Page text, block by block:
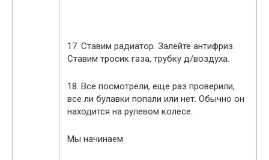
17. Ставим радиатор. Залейте антифриз.
Ставим тросик газа, трубку д/воздуха.
18. Все посмотрели, еще раз проверили,
все ли булавки попали или нет. Обычно он
находится на рулевом колесе.
Мы начинаем